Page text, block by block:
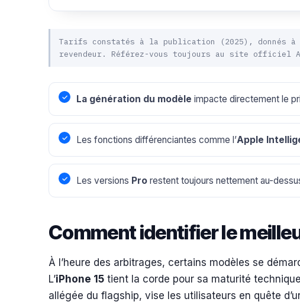
Tarifs constatés à la publication (2025),
revendeur. Référez-vous toujours au site officiel
La génération du modèle impacte directement le
Les fonctions différenciantes comme l’Apple
Les versions Pro restent toujours nettement au-
Comment identifier le
À l’heure des arbitrages, certains modèles se
L’iPhone 15 tient la corde pour sa maturité
allégée du flagship, vise les utilisateurs en quête